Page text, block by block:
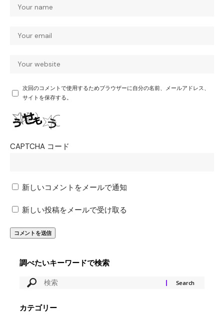
次回のコメントで使用するためブラウザーに自分の名前、メールアドレス、
サイトを保存する。
CAPTCHA コード
新しいコメントをメールで通知
新しい投稿をメールで受け取る
調べたいキーワードで検索
カテゴリー